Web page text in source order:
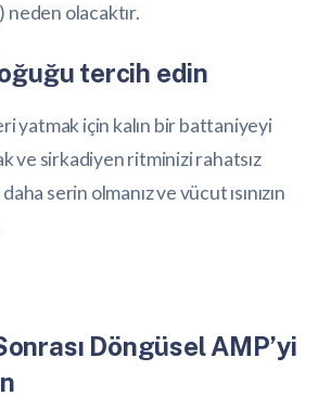
olacaktır.
tercih edin
yatmak için kalın bir battaniyeyi
ve sirkadiyen ritminizi rahatsız
serin olmanız ve vücut ısınızın
Döngüsel AMP’yi